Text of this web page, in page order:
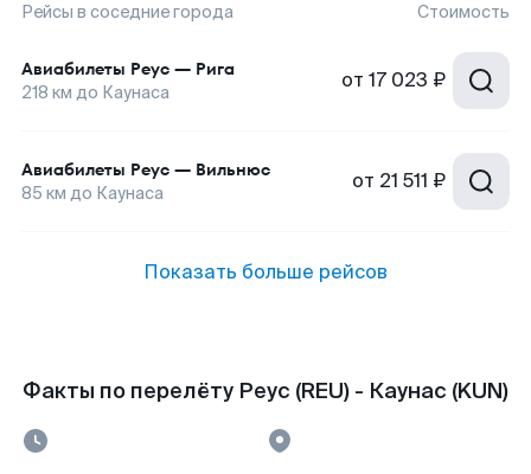
Рейсы в соседние города Стоимость
Авиабилеты Реус — Рига
218 км до Каунаса от 17 023 ₽
Авиабилеты Реус — Вильнюс
85 км до Каунаса от 21 511 ₽
Показать больше рейсов
Факты по перелёту Реус (REU) - Каунас (KUN)